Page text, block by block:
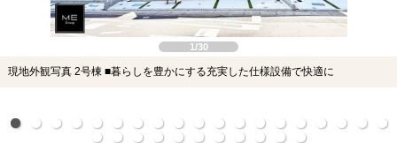
1/30
現地外観写真 2号棟 ■暮らしを豊かにする充実した仕様設備で快適に